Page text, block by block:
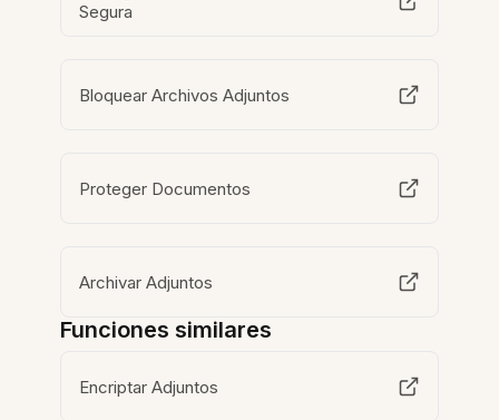
Segura
Bloquear Archivos Adjuntos
Proteger Documentos
Archivar Adjuntos
Funciones similares
Encriptar Adjuntos